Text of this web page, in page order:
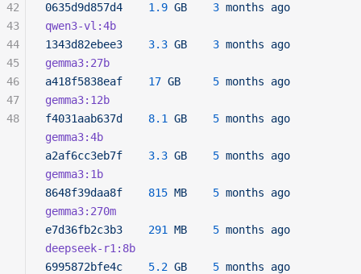
0635d9d857d4
    1.9
GB
    3
months ago
qwen3-vl:4b
1343d82ebee3
    3.3
GB
    3
months ago
gemma3:27b
a418f5838eaf
    17
GB
     5
months ago
gemma3:12b
f4031aab637d
    8.1
GB
    5
months ago
gemma3:4b
a2af6cc3eb7f
    3.3
GB
    5
months ago
gemma3:1b
8648f39daa8f
    815
MB
    5
months ago
gemma3:270m
e7d36fb2c3b3
    291
MB
    5
months ago
deepseek-r1:8b
6995872bfe4c
    5.2
GB
    5
months ago
42
43
44
45
46
47
48